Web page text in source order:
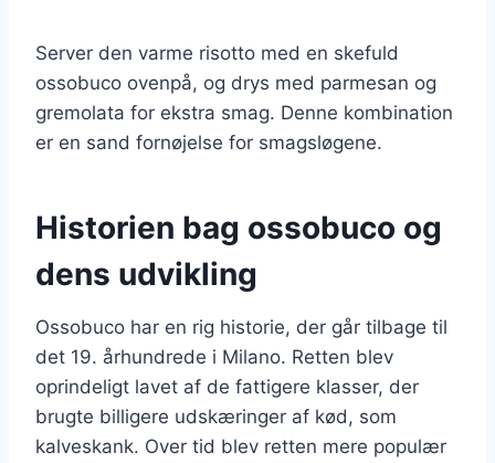
Server den varme risotto med en skefuld
ossobuco ovenpå, og drys med parmesan og
gremolata for ekstra smag. Denne kombination
er en sand fornøjelse for smagsløgene.
Historien bag ossobuco og
dens udvikling
Ossobuco har en rig historie, der går tilbage til
det 19. århundrede i Milano. Retten blev
oprindeligt lavet af de fattigere klasser, der
brugte billigere udskæringer af kød, som
kalveskank. Over tid blev retten mere populær